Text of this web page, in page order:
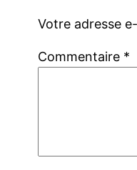
Votre adresse
Commentaire *